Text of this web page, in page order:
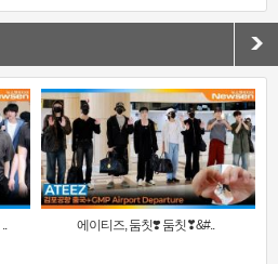
에이티즈, 둠칫❣️ 둠칫❣&#..